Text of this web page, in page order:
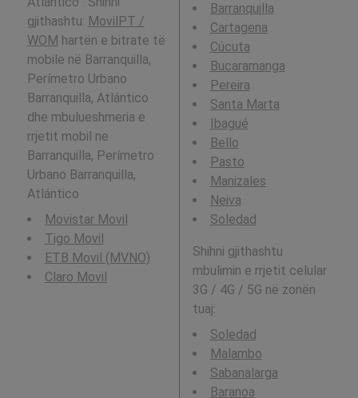
gjithashtu: MovilPT /
WOM hartën e bitrate të
mobile në Barranquilla,
Perímetro Urbano
Barranquilla, Atlántico
dhe mbulueshmeria e
rrjetit mobil ne
Barranquilla, Perímetro
Urbano Barranquilla,
Atlántico
Movistar Movil
Tigo Movil
ETB Movil (MVNO)
Claro Movil
Barranquilla
Cartagena
Cúcuta
Bucaramanga
Pereira
Santa Marta
Ibagué
Bello
Pasto
Manizales
Neiva
Soledad
Shihni gjithashtu
mbulimin e rrjetit celular
3G / 4G / 5G në zonën
tuaj:
Soledad
Malambo
Sabanalarga
Baranoa